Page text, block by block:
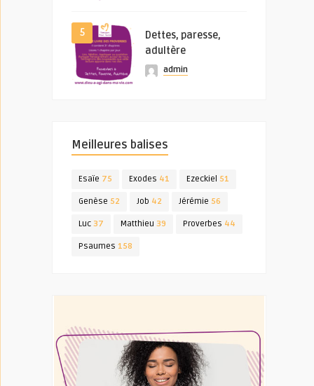
5
Dettes, paresse,
adultère
admin
Meilleures balises
Esaïe 75 Exodes 41 Ezeckiel 51
Genèse 52 Job 42 Jérémie 56
Luc 37 Matthieu 39 Proverbes 44
Psaumes 158